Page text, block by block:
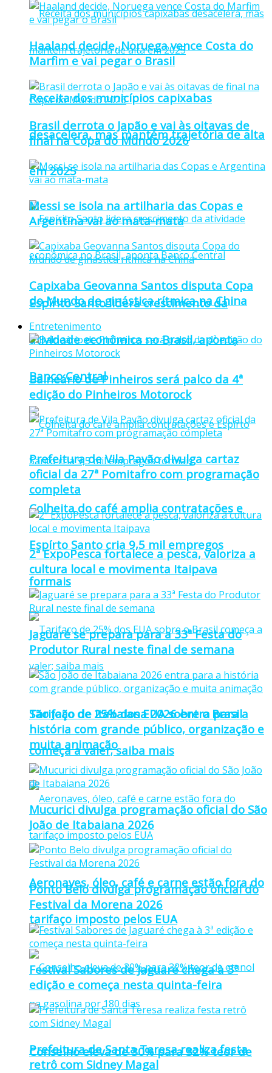
Receita dos municípios capixabas
desacelera, mas mantém trajetória de alta
em 2025
Espírito Santo lidera crescimento da
atividade econômica no Brasil, aponta
Banco Central
Colheita do café amplia contratações e
Espírto Santo cria 9,5 mil empregos
formais
Tarifaço de 25% dos EUA sobre o Brasil
começa a valer; saiba mais
Aeronaves, óleo, café e carne estão fora do
tarifaço imposto pelos EUA
Conselho eleva de 30% para 32% teor de
Haaland decide, Noruega vence Costa do
Marfim e vai pegar o Brasil
Brasil derrota o Japão e vai às oitavas de
final na Copa do Mundo 2026
Messi se isola na artilharia das Copas e
Argentina vai ao mata-mata
Capixaba Geovanna Santos disputa Copa
do Mundo de ginástica rítmica na China
Entretenimento
Balneário de Pinheiros será palco da 4ª
edição do Pinheiros Motorock
Prefeitura de Vila Pavão divulga cartaz
oficial da 27ª Pomitafro com programação
completa
2ª ExpoPesca fortalece a pesca, valoriza a
cultura local e movimenta Itaipava
Jaguaré se prepara para a 33ª Festa do
Produtor Rural neste final de semana
São João de Itabaiana 2026 entra para a
história com grande público, organização e
muita animação
Mucurici divulga programação oficial do São
João de Itabaiana 2026
Ponto Belo divulga programação oficial do
Festival da Morena 2026
Festival Sabores de Jaguaré chega à 3ª
edição e começa nesta quinta-feira
Prefeitura de Santa Teresa realiza festa
retrô com Sidney Magal